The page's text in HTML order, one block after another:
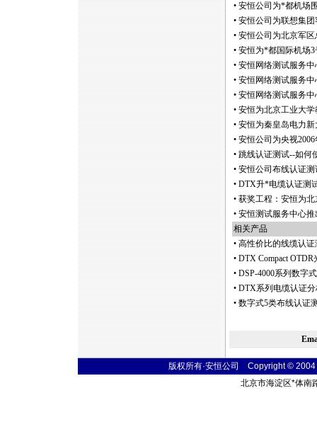
• 安恒公司为*都机场
• 安恒公司为联想集
• 安恒公司为北京军
• 安恒为*都国际机场
• 安恒网络测试服务中
• 安恒网络测试服务
• 安恒网络测试服务
• 安恒为北京工业大
• 安恒为秦皇岛电力
• 安恒公司为央视
• 跳线认证测试--如何
• 安恒公司布线认证测
• DTX升*电缆认证测
• 获奖工程：安恒为
• 安恒测试服务中心
相关产品
• 高性价比的线缆认证
• DTX Compact
• DSP-4000系列数字
• DTX系列电缆认证
• 数字式5类布线认证
版权所有·安恒公司 Copyright ©
北京市海淀区*体南